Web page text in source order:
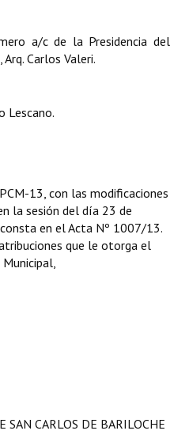
a/c de la Presidencia del
Carlos Valeri.
Lescano.
13, con las modificaciones
la sesión del día 23 de
en el Acta Nº 1007/13.
que le otorga el
SAN CARLOS DE BARILOCHE